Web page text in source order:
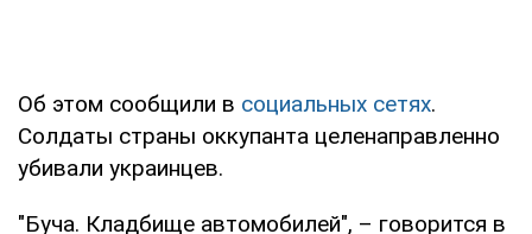
Об этом сообщили в социальных сетях.
Солдаты страны оккупанта целенаправленно
убивали украинцев.
"Буча. Кладбище автомобилей", – говорится в